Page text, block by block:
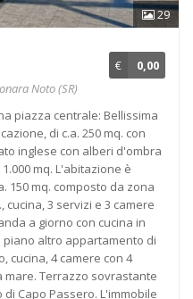
29
€ 0,00
Noto (SR)
piazza centrale: Bellissima
di c.a. 250 mq. con
inglese con alberi d'ombra
mq. L'abitazione è
150 mq. composto da zona
cucina, 3 servizi e 3 camere
a giorno con cucina in
piano altro appartamento di
cucina, 4 camere con 4
Terrazzo sovrastante
Capo Passero. L'immobile